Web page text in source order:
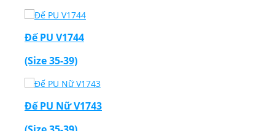
Đế PU V1744
(Size 35-39)
Đế PU Nữ V1743